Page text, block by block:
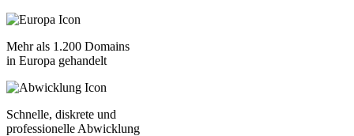
Mehr als 1.200 Domains
in Europa gehandelt
Schnelle, diskrete und
professionelle Abwicklung